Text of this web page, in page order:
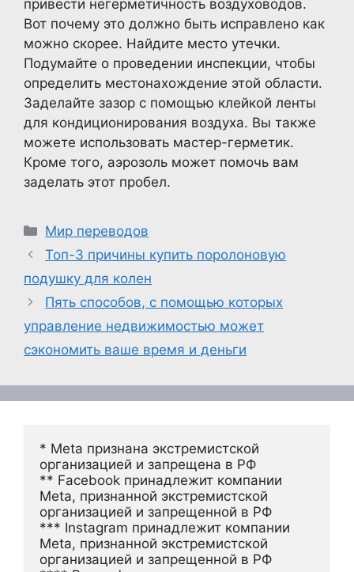
привести негерметичность воздуховодов.
Вот почему это должно быть исправлено как
можно скорее. Найдите место утечки.
Подумайте о проведении инспекции, чтобы
определить местонахождение этой области.
Заделайте зазор с помощью клейкой ленты
для кондиционирования воздуха. Вы также
можете использовать мастер-герметик.
Кроме того, аэрозоль может помочь вам
заделать этот пробел.
Рубрики
Мир переводов
Топ-3 причины купить поролоновую
подушку для колен
Пять способов, с помощью которых
управление недвижимостью может
сэкономить ваше время и деньги
* Meta признана экстремистской
организацией и запрещена в РФ
** Facebook принадлежит компании
Meta, признанной экстремистской
организацией и запрещенной в РФ
*** Instagram принадлежит компании
Meta, признанной экстремистской
организацией и запрещенной в РФ